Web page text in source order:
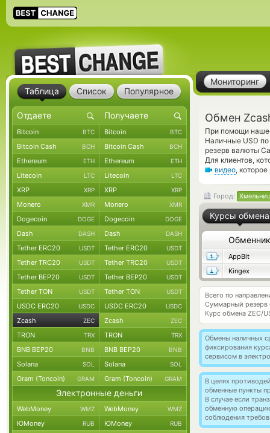
Мониторинг
Обмен
При помощи
Наличные USD
резерв валюты
Для клиентов,
видео,
Город:
Курсы обмена
Обменник
AppBit
Kingex
Всего по
Суммарный резерв
Курс обмена ZEC/
Обмены наличных
фиксирования
сервисом в
В целях
обменные пункты
В случае если
обменную
соблюдения
Таблица Список Популярное
Bitcoin BTC Bitcoin BTC
Bitcoin Cash BCH Bitcoin Cash BCH
Ethereum ETH Ethereum ETH
Litecoin LTC Litecoin LTC
XRP XRP XRP XRP
Monero XMR Monero XMR
Dogecoin DOGE Dogecoin DOGE
Dash DASH Dash DASH
Tether ERC20 USDT Tether ERC20 USDT
Tether TRC20 USDT Tether TRC20 USDT
Tether BEP20 USDT Tether BEP20 USDT
Tether TON USDT Tether TON USDT
USDC ERC20 USDC USDC ERC20 USDC
Zcash ZEC Zcash ZEC
TRON TRX TRON TRX
BNB BEP20 BNB BNB BEP20 BNB
Solana SOL Solana SOL
Gram (Toncoin) GRAM Gram (Toncoin) GRAM
Электронные деньги
WebMoney WMZ WebMoney WMZ
ЮMoney RUB ЮMoney RUB